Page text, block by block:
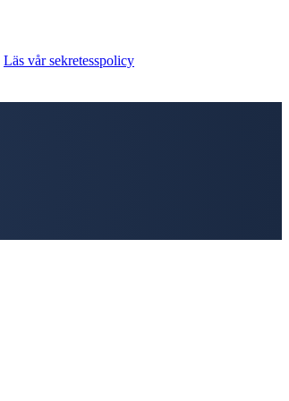
Läs vår sekretesspolicy